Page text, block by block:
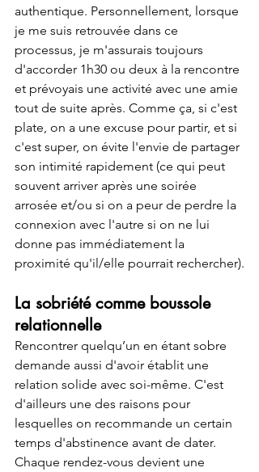
authentique. Personnellement, lorsque
je me suis retrouvée dans ce
processus, je m'assurais toujours
d'accorder 1h30 ou deux à la rencontre
et prévoyais une activité avec une amie
tout de suite après. Comme ça, si c'est
plate, on a une excuse pour partir, et si
c'est super, on évite l'envie de partager
son intimité rapidement (ce qui peut
souvent arriver après une soirée
arrosée et/ou si on a peur de perdre la
connexion avec l'autre si on ne lui
donne pas immédiatement la
proximité qu'il/elle pourrait rechercher).
La sobriété comme boussole
relationnelle
Rencontrer quelqu’un en étant sobre
demande aussi d'avoir établit une
relation solide avec soi-même. C'est
d'ailleurs une des raisons pour
lesquelles on recommande un certain
temps d'abstinence avant de dater.
Chaque rendez-vous devient une